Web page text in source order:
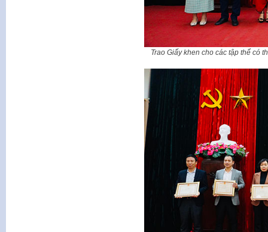
Trao Giấy khen cho các tập thể có